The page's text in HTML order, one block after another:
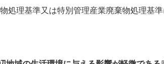
理基準又は特別管理産業廃棄物処理基